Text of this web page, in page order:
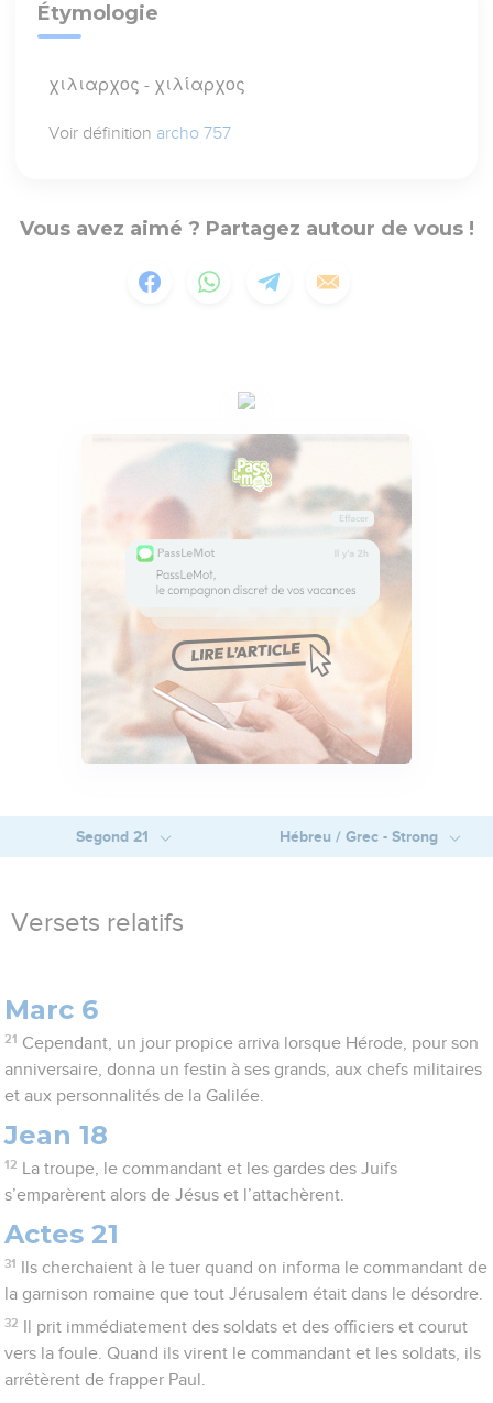
Étymologie
χιλιαρχος - χιλίαρχος
Voir définition archo 757
Vous avez aimé ? Partagez autour de vous !
Segond 21 Hébreu / Grec - Strong
Versets relatifs
Marc 6
21 Cependant, un jour propice arriva lorsque Hérode, pour son
anniversaire, donna un festin à ses grands, aux chefs militaires
et aux personnalités de la Galilée.
Jean 18
12
La troupe, le commandant et les gardes des Juifs
s’emparèrent alors de Jésus et l’attachèrent.
Actes 21
31
Ils cherchaient à le tuer quand on informa le commandant de
la garnison romaine que tout Jérusalem était dans le désordre.
32
Il prit immédiatement des soldats et des officiers et courut
vers la foule. Quand ils virent le commandant et les soldats, ils
arrêtèrent de frapper Paul.